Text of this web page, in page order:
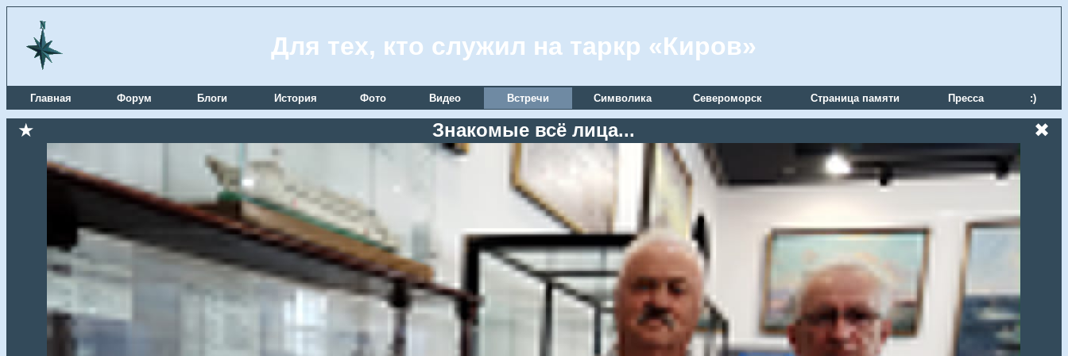
Для тех, кто служил на таркр «Киров»
Главная Форум Блоги История Фото Видео Встречи Символика Североморск Страница памяти Пресса :)
★ Знакомые всё лица... ✖